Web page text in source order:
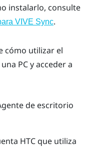
instalarlo, consulte
VIVE Sync.
cómo utilizar el
PC y acceder a
de escritorio
HTC que utiliza